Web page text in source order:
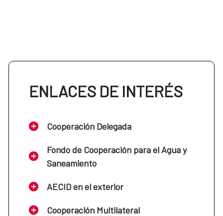
ENLACES DE INTERÉS
Cooperación Delegada
Fondo de Cooperación para el Agua y
Saneamiento
AECID en el exterior
Cooperación Multilateral